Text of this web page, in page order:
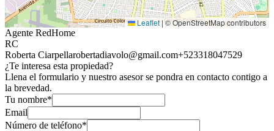
Leaflet|© OpenStreetMap contributors
Agente RedHome
RC
Roberta Ciarpellarobertadiavolo@gmail.com+523318047529
¿Te interesa esta propiedad?
Llena el formulario y nuestro asesor se pondra en contacto contigo a
la brevedad.
Tu nombre*
Email
Número de teléfono*